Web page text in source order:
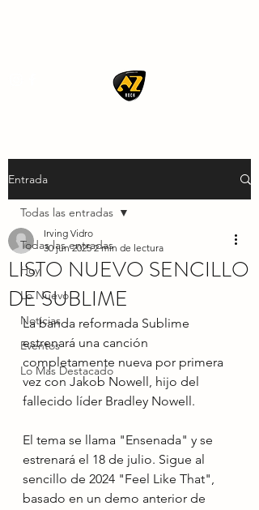
Entrada
Todas las entradas
Hoy
Lo Nuevo
Noticias
Eventos
Lo Mas Destacado
Todas las entradas
LISTO NUEVO SENCILLO
DE SUBLIME
Irving Vidro
30 jun 2025 2 min de lectura
La banda reformada Sublime
estrenará una canción
completamente nueva por primera
vez con Jakob Nowell, hijo del
fallecido líder Bradley Nowell.
El tema se llama "Ensenada" y se
estrenará el 18 de julio. Sigue al
sencillo de 2024 "Feel Like That",
basado en un demo anterior de